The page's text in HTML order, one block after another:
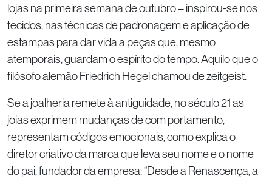
lojas na primeira semana de outubro – inspirou-se nos
tecidos, nas técnicas de padronagem e aplicação de
estampas para dar vida a peças que, mesmo
atemporais, guardam o espírito do tempo. Aquilo que o
filósofo alemão Friedrich Hegel chamou de zeitgeist.
Se a joalheria remete à antiguidade, no século 21 as
joias exprimem mudanças de com portamento,
representam códigos emocionais, como explica o
diretor criativo da marca que leva seu nome e o nome
do pai, fundador da empresa: “Desde a Renascença, a